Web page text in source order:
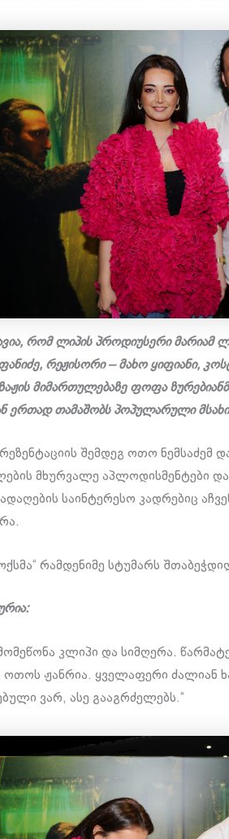
რომ ლიპის პროდიუსერი მარიამ
რეჟისორი – მახო ყიფიანი,
მიმართულებაზე ფოფა
ერთად თამაშობს პოპულარული
შემდეგ ოთო ნემსაძემ
მხურვალე აპლოდისმენტები
საინტერესო კადრებიც
რამდენიმე სტუმარს
კლიპი და სიმღერა.
ოთოს ჟანრია. ყველაფერი ძალიან
ვარ, ასე გააგრძელებს.“